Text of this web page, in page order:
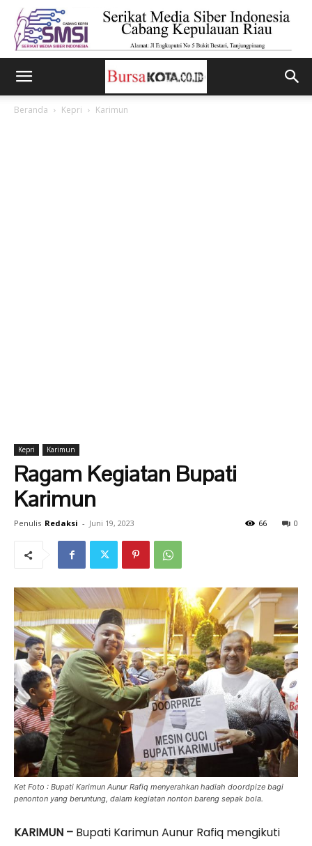
Beranda Kepri Karimun
Kepri Karimun
Ragam Kegiatan Bupati
Karimun
Penulis Redaksi - Juni 19, 2023 0
66
Ket Foto : Bupati Karimun Aunur Rafiq menyerahkan hadiah doordpize bagi
penonton yang beruntung, dalam kegiatan nonton bareng sepak bola.
KARIMUN – Bupati Karimun Aunur Rafiq mengikuti